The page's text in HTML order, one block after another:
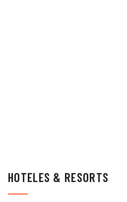
HOTELES & RESORTS